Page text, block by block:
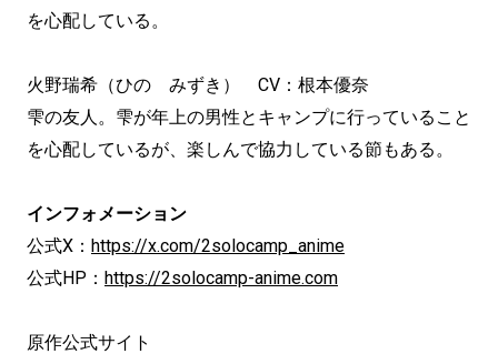
を心配している。
火野瑞希（ひの みずき） CV：根本優奈
雫の友人。雫が年上の男性とキャンプに行っていること
を心配しているが、楽しんで協力している節もある。
インフォメーション
公式X： https://x.com/2solocamp_anime
公式HP： https://2solocamp-anime.com
原作公式サイト